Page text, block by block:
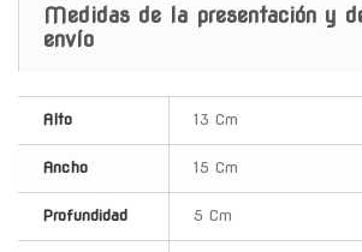
Medidas de la presentación y
envío
Alto 13 Cm
Ancho 15 Cm
Profundidad 5 Cm